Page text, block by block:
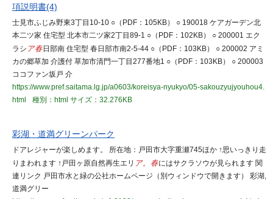
項説明書(4)
士見市ふじみ野東3丁目10-10 ○（PDF：105KB） ○ 190018 ケアガーデン北
本二ツ家 住宅型 北本市二ツ家2丁目89-1 ○（PDF：102KB） ○ 200001 エク
ラシ ア春日部南 住宅型 春日部市南2-5-44 ○（PDF：103KB） ○ 200002 アミ
カの郷草加 介護付 草加市清門一丁目277番地1 ○（PDF：103KB） ○ 200003
ココファン坂戸 介
https://www.pref.saitama.lg.jp/a0603/koreisya-nyukyo/05-sakouzyujyouhou4.
html
種別：html サイズ：32.276KB
彩湖・道満グリーンパーク
ドアレジャーが楽しめます。 所在地：戸田市大字重瀬745ほか ↑思いっきり走
りまわれます ↑戸田ヶ原自然再生エリ ア。春にはサクラソウが見られます 関
連リンク 戸田市水と緑の公社ホームページ（別ウィンドウで開きます） 彩湖,
道満グリー